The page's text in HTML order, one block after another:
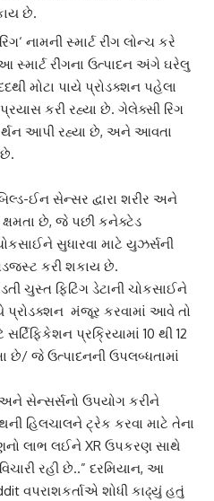
છે.
‘ નામની સ્માર્ટ રીંગ લોન્ચ કરે
સ્માર્ટ રીંગના ઉત્પાદન અંગે ઘરેલુ
મોટા પાયે પ્રોડક્શન પહેલા
કરી રહ્યા છે. ગેલેક્સી રિંગ
આપી રહ્યા છે, અને આવતા
ઈન સેન્સર દ્વારા શરીર અને
છે, જે પછી કનેક્ટેડ
સુધારવા માટે યુઝર્સની
કરી શકાય છે.
ચુસ્ત ફિટિંગ ડેટાની ચોકસાઈને
પ્રોડક્શન મંજૂર કરવામાં આવે તો
પ્રક્રિયામાં 10 થી 12
છે/ જે ઉત્પાદનની ઉપલબ્ધતામાં
સેન્સર્સનો ઉપયોગ કરીને
હિલચાલને ટ્રેક કરવા માટે તેના
લાભ લઈને XR ઉપકરણ સાથે
રહી છે..” દરમિયાન, આ
વપરાશકર્તાએ શોધી કાઢ્યું હતું